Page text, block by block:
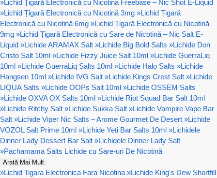
»Lichid Țigară Electronică cu Nicotina Freebase – Nic Shot E-Liquid
»Lichid Țigară Electronică cu Nicotină 3mg »Lichid Țigară
Electronică cu Nicotină 6mg »Lichid Țigară Electronică cu Nicotină
9mg »Lichid Țigară Electronică cu Sare de Nicotină – Nic Salt E-
Liquid »Lichide ARAMAX Salt »Lichide Big Bold Salts »Lichide Don
Cristo Salt 10ml »Lichide Fizzy Juice Salt 10ml »Lichide GuerraLiq
10ml »Lichide GuerraLiq Salts 10ml »Lichide Halo Salts »Lichide
Hangsen 10ml »Lichide IVG Salt »Lichide Kings Crest Salt »Lichide
LIQUA Salts »Lichide OOPs Salt 10ml »Lichide OSSEM Salts
»Lichide OXVA OX Salts 10ml »Lichide Riot Squad Bar Salt 10ml
»Lichide Ritchy Salt »Lichide Sukka Salt »Lichide Vampire Vape Bar
Salt »Lichide Viper Nic Salts – Arome Gourmet De Desert »Lichide
VOZOL Salt Prime 10ml »Lichide Yeti Bar Salts 10ml »Lichidele
Dinner Lady Dessert Bar Salt »Lichidele Dinner Lady Salt
»Pachamama Salts Lichide cu Sare-uri De Nicotină
Arată Mai Mult
»Lichid Tigara Electronica Fara Nicotina »Lichide King's Dew Shortfill